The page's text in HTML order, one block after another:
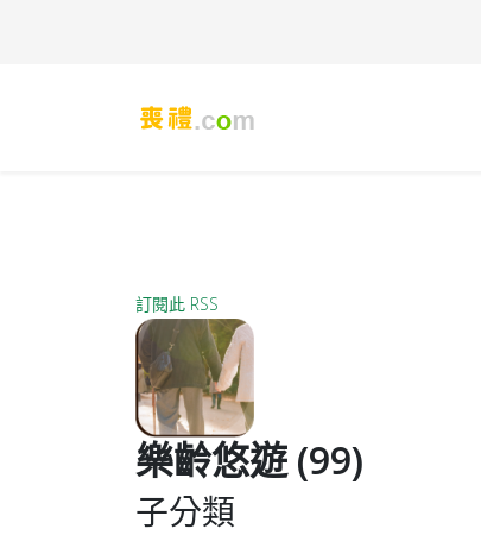
訂閱此 RSS
樂齡悠遊 (99)
子分類